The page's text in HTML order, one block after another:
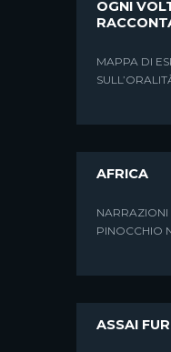
OGNI
MAPPA DI
AFRICA
NARRAZIONI
PINOCCHIO
ASSAI